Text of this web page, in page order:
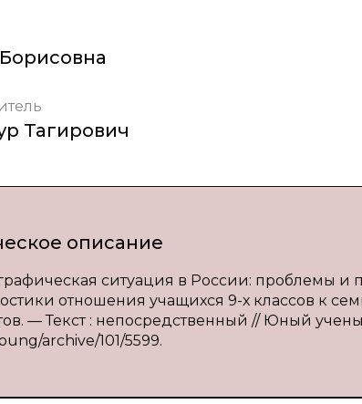
Тагирович
описание
ситуация в России: проблемы и
отношения учащихся 9-х классов к
— Текст : непосредственный // Юный
archive/101/5599.